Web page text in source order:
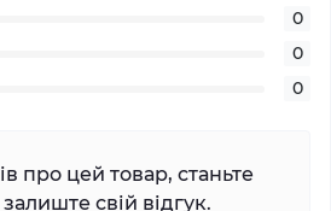
0
0
0
про цей товар, станьте
свій відгук.